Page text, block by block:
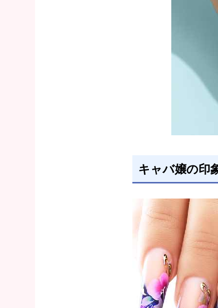
キャバ嬢の印